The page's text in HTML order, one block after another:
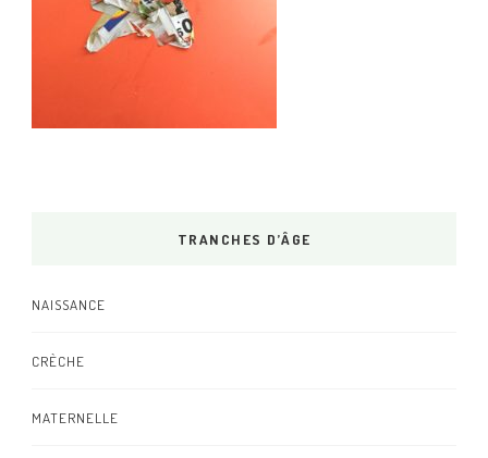
TRANCHES D’ÂGE
NAISSANCE
CRÈCHE
MATERNELLE